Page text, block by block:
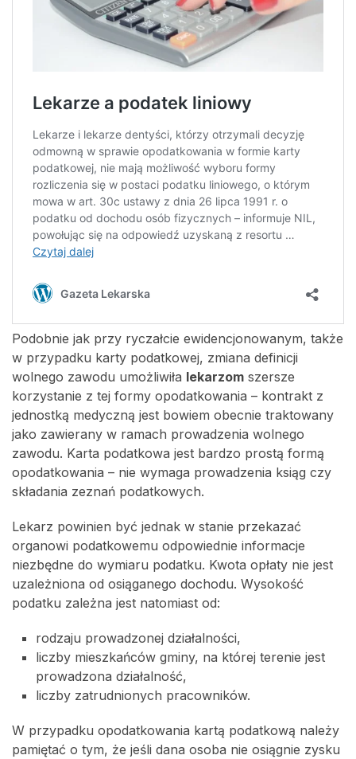
Podobnie jak przy ryczałcie ewidencjonowanym, także
w przypadku karty podatkowej, zmiana definicji
wolnego zawodu umożliwiła lekarzom szersze
korzystanie z tej formy opodatkowania – kontrakt z
jednostką medyczną jest bowiem obecnie traktowany
jako zawierany w ramach prowadzenia wolnego
zawodu. Karta podatkowa jest bardzo prostą formą
opodatkowania – nie wymaga prowadzenia ksiąg czy
składania zeznań podatkowych.
Lekarz powinien być jednak w stanie przekazać
organowi podatkowemu odpowiednie informacje
niezbędne do wymiaru podatku. Kwota opłaty nie jest
uzależniona od osiąganego dochodu. Wysokość
podatku zależna jest natomiast od:
rodzaju prowadzonej działalności,
liczby mieszkańców gminy, na której terenie jest
prowadzona działalność,
liczby zatrudnionych pracowników.
W przypadku opodatkowania kartą podatkową należy
pamiętać o tym, że jeśli dana osoba nie osiągnie zysku